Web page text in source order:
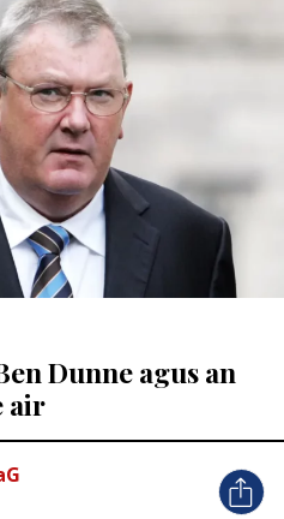
Dunne agus an
air